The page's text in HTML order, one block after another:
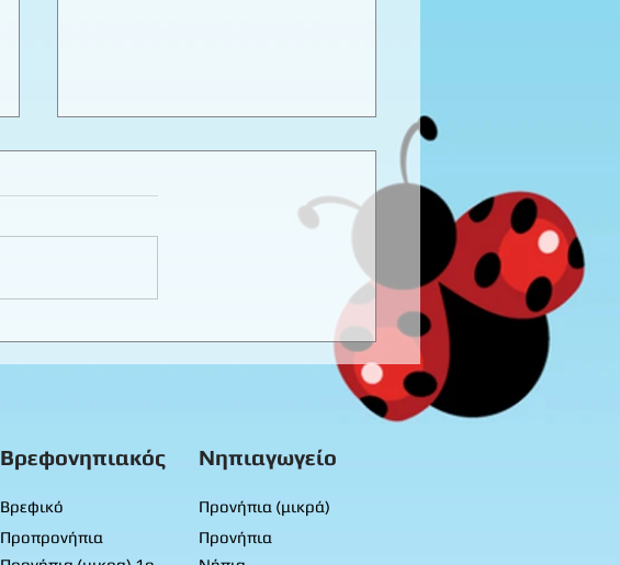
Βρεφονηπιακός Νηπιαγωγείο
Βρεφικό
Προπρονήπια
Προνήπια (μικρά)
Προνήπια